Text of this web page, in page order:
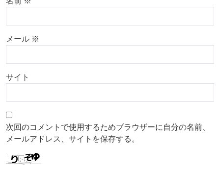
メール ※
サイト
次回のコメントで使用するためブラウザーに自分の名前、
メールアドレス、サイトを保存する。